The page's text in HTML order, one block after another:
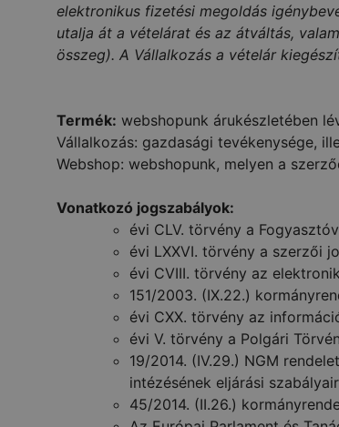
elektronikus fizetési megoldás
utalja át a vételárat és az átváltás,
összeg). A Vállalkozás a vételár
Termék: webshopunk árukészletében
Vállalkozás: gazdasági tevékenysége,
Webshop: webshopunk, melyen a
Vonatkozó jogszabályok:
évi CLV. törvény a
évi LXXVI. törvény a szerzői
évi CVIII. törvény az
151/2003. (IX.22.)
évi CXX. törvény az
évi V. törvény a Polgári
19/2014. (IV.29.) NGM
intézésének eljárási
45/2014. (II.26.)